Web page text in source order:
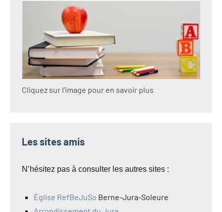
Cliquez sur l’image pour en savoir plus
Les sites amis
N’hésitez pas à consulter les autres sites :
Église RefBeJuSo Berne-Jura-Soleure